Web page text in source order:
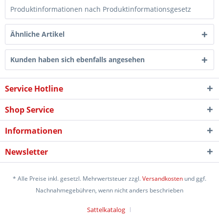
Produktinformationen nach Produktinformationsgesetz
Ähnliche Artikel
Kunden haben sich ebenfalls angesehen
Service Hotline
Shop Service
Informationen
Newsletter
* Alle Preise inkl. gesetzl. Mehrwertsteuer zzgl.Versandkosten und ggf.
Nachnahmegebühren, wenn nicht anders beschrieben
Sattelkatalog